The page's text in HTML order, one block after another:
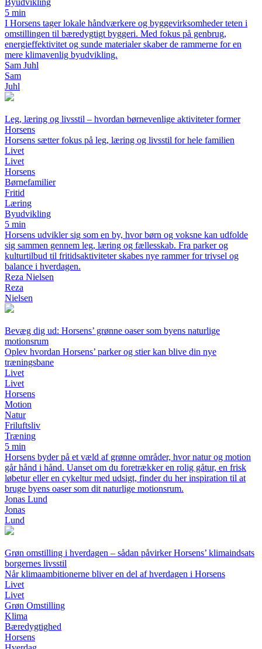
5 min
I Horsens tager lokale håndværkere og byggevirksomheder teten i
omstillingen til bæredygtigt byggeri. Med fokus på genbrug,
energieffektivitet og sunde materialer skaber de rammerne for en
mere klimavenlig byudvikling.
Sam Juhl
Sam
Juhl
Leg, læring og livsstil – hvordan børnevenlige aktiviteter former
Horsens
Horsens sætter fokus på leg, læring og livsstil for hele familien
Livet
Livet
Horsens
Børnefamilier
Fritid
Læring
Byudvikling
5 min
Horsens udvikler sig som en by, hvor børn og voksne kan udfolde
sig sammen gennem leg, læring og fællesskab. Fra parker og
kulturtilbud til fritidsaktiviteter skabes nye rammer for trivsel og
balance i hverdagen.
Reza Nielsen
Reza
Nielsen
Bevæg dig ud: Horsens’ grønne oaser som byens naturlige
motionsrum
Oplev hvordan Horsens’ parker og stier kan blive din nye
træningsbane
Livet
Livet
Horsens
Motion
Natur
Friluftsliv
Træning
5 min
Horsens byder på et væld af grønne områder, hvor natur og motion
går hånd i hånd. Uanset om du foretrækker en rolig gåtur, en frisk
løbetur eller en cykeltur med udsigt, finder du her inspiration til at
bruge byens oaser som dit naturlige motionsrum.
Jonas Lund
Jonas
Lund
Grøn omstilling i hverdagen – sådan påvirker Horsens’ klimaindsats
borgernes livsstil
Når klimaambitionerne bliver en del af hverdagen i Horsens
Livet
Livet
Grøn Omstilling
Klima
Bæredygtighed
Horsens